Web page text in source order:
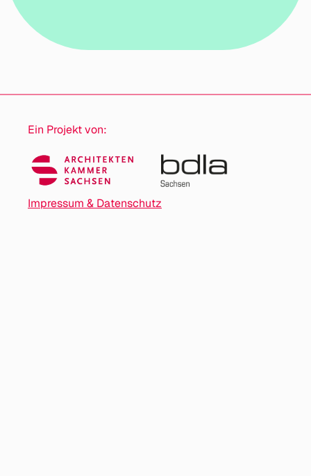
Ein Projekt von:
Impressum & Datenschutz